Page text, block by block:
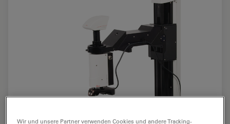
Wir und unsere Partner verwenden Cookies und andere Tracking-